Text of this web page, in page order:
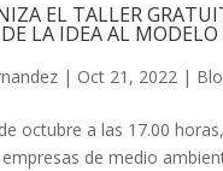
EL TALLER
LA IDEA AL MODELO
| Oct 21, 2022|
octubre a las 17.00
de medio